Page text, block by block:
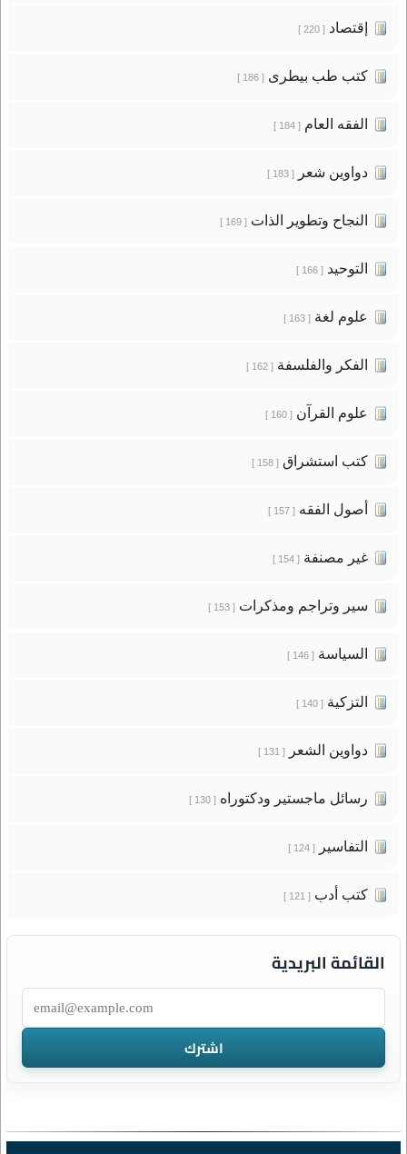
إقتصاد[ 220 ]
كتب طب بيطرى[ 186 ]
الفقه العام[ 184 ]
دواوين شعر[ 183 ]
النجاح وتطوير الذات[ 169 ]
التوحيد[ 166 ]
علوم لغة[ 163 ]
الفكر والفلسفة[ 162 ]
علوم القرآن[ 160 ]
كتب استشراق[ 158 ]
أصول الفقه[ 157 ]
غير مصنفة[ 154 ]
سير وتراجم ومذكرات[ 153 ]
السياسة[ 146 ]
التزكية[ 140 ]
دواوين الشعر[ 131 ]
رسائل ماجستير ودكتوراه[ 130 ]
التفاسير[ 124 ]
كتب أدب[ 121 ]
القائمة البريدية